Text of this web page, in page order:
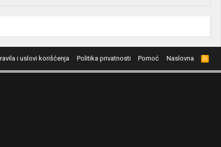
i uslovi korišćenja Politika privatnosti Pomoć Naslovna
R
S
S